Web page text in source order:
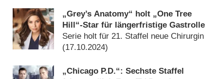
„Grey’s Anatomy“ holt „One Tree
Hill“-Star für längerfristige Gastrolle
Serie holt für 21. Staffel neue Chirurgin
(17.10.2024)
„Chicago P.D.“: Sechste Staffel